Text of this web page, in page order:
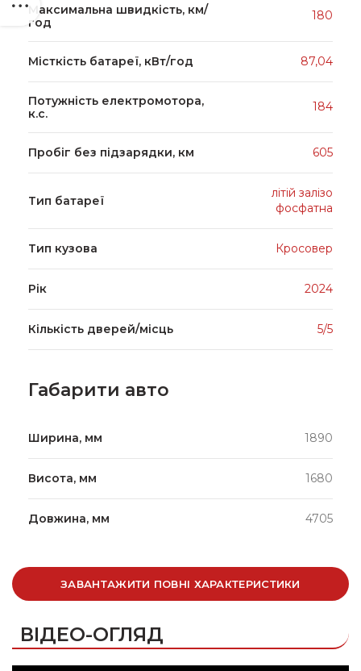
Максимальна швидкість, км/
год
180
Місткість батареї, кВт/год 87,04
Потужність електромотора,
к.с.
184
Пробіг без підзарядки, км 605
Тип батареї
літій залізо
фосфатна
Тип кузова Кросовер
Рік 2024
Кількість дверей/місць 5/5
Габарити авто
Ширина, мм 1890
Висота, мм 1680
Довжина, мм 4705
ЗАВАНТАЖИТИ ПОВНІ ХАРАКТЕРИСТИКИ
ВІДЕО-ОГЛЯД